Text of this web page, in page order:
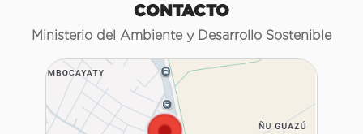
CONTACTO
Ministerio del Ambiente y Desarrollo Sostenible